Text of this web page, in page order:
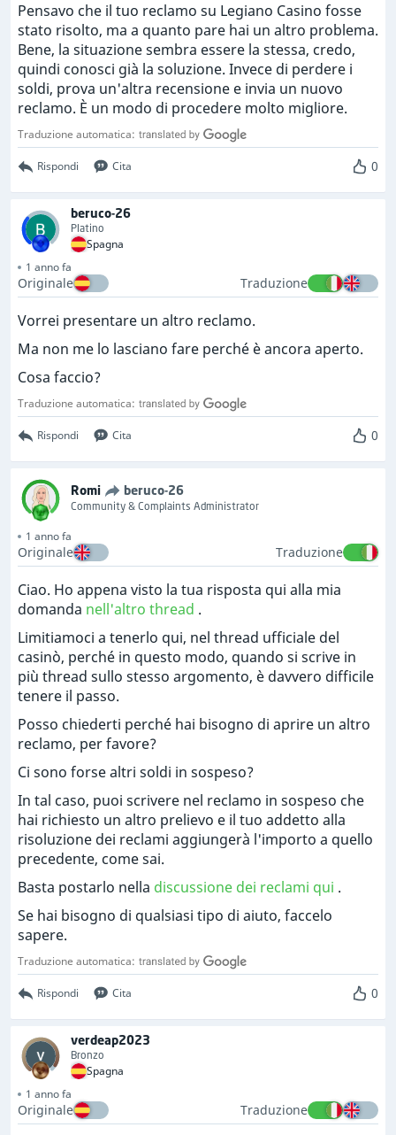
Pensavo che il tuo reclamo su Legiano Casino fosse
stato risolto, ma a quanto pare hai un altro problema.
Bene, la situazione sembra essere la stessa, credo,
quindi conosci già la soluzione. Invece di perdere i
soldi, prova un'altra recensione e invia un nuovo
reclamo. È un modo di procedere molto migliore.
Traduzione automatica:
Rispondi Cita 0
beruco-26
Platino
Spagna
1 anno fa
Originale Traduzione
Vorrei presentare un altro reclamo.
Ma non me lo lasciano fare perché è ancora aperto.
Cosa faccio?
Traduzione automatica:
Rispondi Cita 0
Romi beruco-26
Community & Complaints Administrator
1 anno fa
Originale Traduzione
Ciao. Ho appena visto la tua risposta qui alla mia
domanda nell'altro thread .
Limitiamoci a tenerlo qui, nel thread ufficiale del
casinò, perché in questo modo, quando si scrive in
più thread sullo stesso argomento, è davvero difficile
tenere il passo.
Posso chiederti perché hai bisogno di aprire un altro
reclamo, per favore?
Ci sono forse altri soldi in sospeso?
In tal caso, puoi scrivere nel reclamo in sospeso che
hai richiesto un altro prelievo e il tuo addetto alla
risoluzione dei reclami aggiungerà l'importo a quello
precedente, come sai.
Basta postarlo nella discussione dei reclami qui .
Se hai bisogno di qualsiasi tipo di aiuto, faccelo
sapere.
Traduzione automatica:
Rispondi Cita 0
verdeap2023
Bronzo
Spagna
1 anno fa
Originale Traduzione